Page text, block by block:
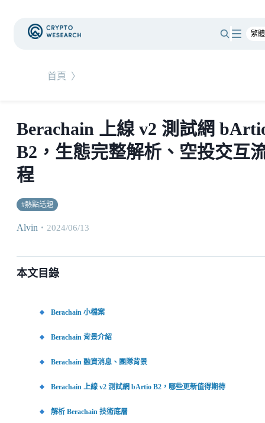
首頁 〉
Berachain 上線 v2 測試網
B2，生態完整解析、空投交互
程
#熱點話題
Alvin ・ 2024/06/13
本文目錄
Berachain 小檔案
Berachain 背景介紹
Berachain 融資消息、團隊背景
Berachain 上線 v2 測試網 bArtio B2，哪些更新值得期待
解析 Berachain 技術底層